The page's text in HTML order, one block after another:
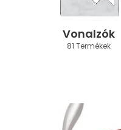
Vonalzók
81 Termékek